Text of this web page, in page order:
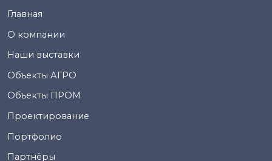
Главная
О компании
Наши выставки
Объекты АГРО
Объекты ПРОМ
Проектирование
Портфолио
Партнёры